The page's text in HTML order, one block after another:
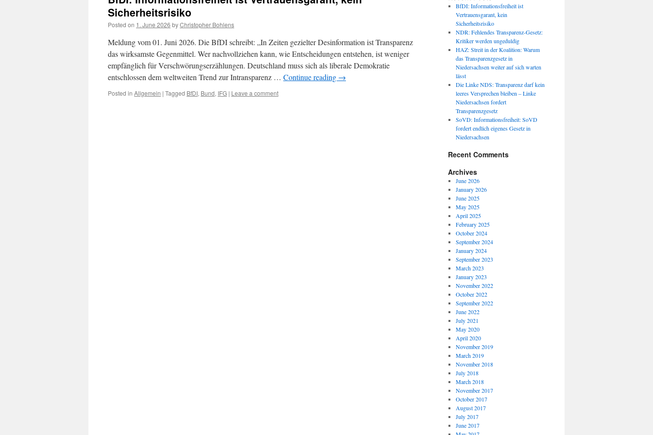
Sicherheitsrisiko
Posted on 1. June 2026 byChristopher Bohlens
Meldung vom 01. Juni 2026. Die BfDI schreibt: „In Zeiten gezielter Desinformation ist Transparenz
das wirksamste Gegenmittel. Wer nachvollziehen kann, wie Entscheidungen entstehen, ist weniger
empfänglich für Verschwörungserzählungen. Deutschland muss sich als liberale Demokratie
entschlossen dem weltweiten Trend zur Intransparenz … Continue reading →
Posted in Allgemein | Tagged BfDI, Bund, IFG | Leave a comment
BfDI: Informationsfreiheit ist
Vertrauensgarant, kein
Sicherheitsrisiko
NDR: Fehlendes Transparenz-Gesetz:
Kritiker werden ungeduldig
HAZ: Streit in der Koalition: Warum
das Transparenzgesetz in
Niedersachsen weiter auf sich warten
lässt
Die Linke NDS: Transparenz darf kein
leeres Versprechen bleiben – Linke
Niedersachsen fordert
Transparenzgesetz
SoVD: Informationsfreiheit: SoVD
fordert endlich eigenes Gesetz in
Niedersachsen
Recent Comments
Archives
June 2026
January 2026
June 2025
May 2025
April 2025
February 2025
October 2024
September 2024
January 2024
September 2023
March 2023
January 2023
November 2022
October 2022
September 2022
June 2022
July 2021
May 2020
April 2020
November 2019
March 2019
November 2018
July 2018
March 2018
November 2017
October 2017
August 2017
July 2017
June 2017